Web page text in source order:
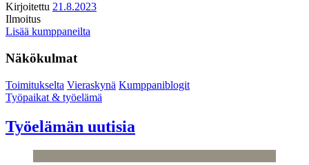
Kirjoitettu 21.8.2023
Ilmoitus
Lisää kumppaneilta
Näkökulmat
Toimitukselta Vieraskynä Kumppaniblogit
Työpaikat & työelämä
Työelämän uutisia